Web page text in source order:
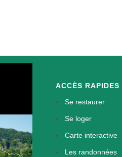
ACCÈS RAPIDES
Se restaurer
Se loger
Carte interactive
Les randonnées